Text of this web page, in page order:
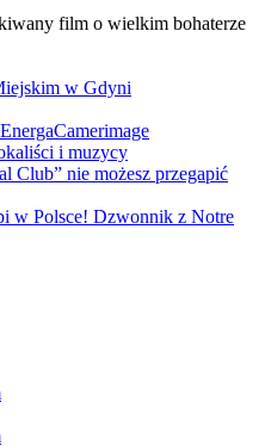
film o wielkim bohaterze
w Gdyni
i muzycy
Club” nie możesz przegapić
w Polsce! Dzwonnik z Notre